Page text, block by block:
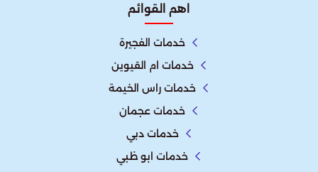
اهم القوائم
خدمات الفجيرة
خدمات ام القيوين
خدمات راس الخيمة
خدمات عجمان
خدمات دبي
خدمات ابو ظبي